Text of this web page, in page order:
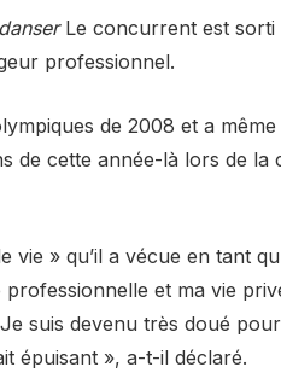
Le concurrent est sorti
professionnel.
de 2008 et a
de cette année-là lors de la
» qu’il a vécue en tant
et ma vie
suis devenu très doué
épuisant », a-t-il déclaré.